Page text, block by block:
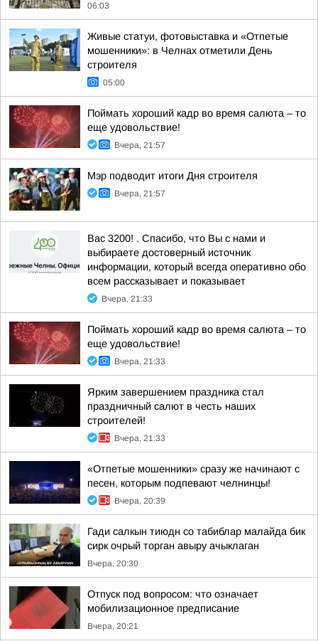
06:03
Живые статуи, фотовыставка и «Отпетые
мошенники»: в Челнах отметили День
строителя
05:00
Поймать хороший кадр во время салюта – то
еще удовольствие!
Вчера, 21:57
Мэр подводит итоги Дня строителя
Вчера, 21:57
Вас 3200! . Спасибо, что Вы с нами и
выбираете достоверный источник
информации, который всегда оперативно обо
всем рассказывает и показывает
Вчера, 21:33
Поймать хороший кадр во время салюта – то
еще удовольствие!
Вчера, 21:33
Ярким завершением праздника стал
праздничный салют в честь наших
строителей!
Вчера, 21:33
«Отпетые мошенники» сразу же начинают с
песен, которым подпевают челнинцы!
Вчера, 20:39
Гади салкын тиюдн со табиблар малайда бик
сирк очрый торган авыру ачыклаган
Вчера, 20:30
Отпуск под вопросом: что означает
мобилизационное предписание
Вчера, 20:21